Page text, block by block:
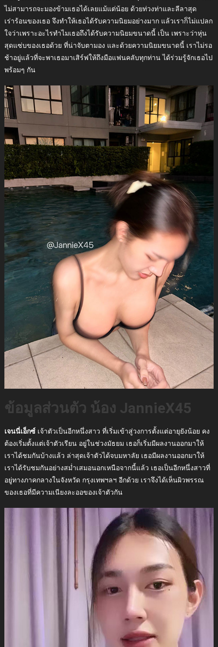
ไม่สามารถจะมองข้ามเธอได้เลยแม้แต่น้อย ด้วยท่วงท่าและลีลาสุด
เร่าร้อนของเธอ จึงทำให้เธอได้รับความนิยมอย่างมาก แล้วเราก็ไม่แปลก
ใจว่าเพราะอะไรทำไมเธอถึงได้รับความนิยมขนาดนี้ เป็น เพราะว่าหุ่น
สุดแซ่บของเธอด้วย ที่น่าจับตามอง และด้วยความนิยมขนาดนี้ เราไม่รอ
ช้าอยู่แล้วที่จะพาเธอมาเสิร์ฟให้ถึงมือแฟนคลับทุกท่าน ได้ร่วมรู้จักเธอไป
พร้อมๆ กัน
ข้อมูลส่วนตัว น้อง JannieX45
เจนนี่เอ็กซ์เจ้าตัวเป็นอีกหนึ่งสาว ที่เริ่มเข้าสู่วงการตั้งแต่อายุยังน้อย คง
ต้องเริ่มตั้งแต่เจ้าตัวเรียน อยู่ในช่วงมัธยม เธอก็เริ่มมีผลงานออกมาให้
เราได้ชมกันบ้างแล้ว ล่าสุดเจ้าตัวได้จบมหาลัย เธอมีผลงานออกมาให้
เราได้รับชมกันอย่างสม่ำเสมอนอกเหนือจากนี้แล้ว เธอเป็นอีกหนึ่งสาวที่
อยู่ทางภาคกลางในจังหวัด กรุงเทพฯลฯ อีกด้วย เราจึงได้เห็นผิวพรรณ
ของเธอที่มีความเนียงละออของเจ้าตัวกัน